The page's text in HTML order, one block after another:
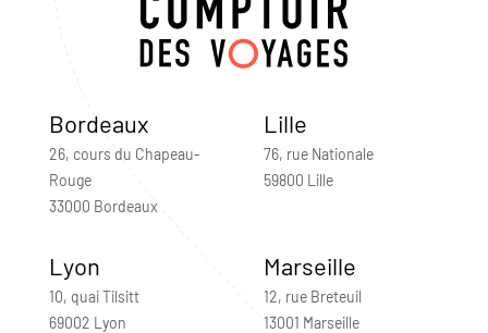
Bordeaux
26, cours du Chapeau-
Rouge
33000 Bordeaux
Lille
76, rue Nationale
59800 Lille
Lyon
10, quai Tilsitt
69002 Lyon
Marseille
12, rue Breteuil
13001 Marseille